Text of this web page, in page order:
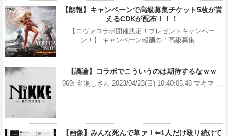
【朗報】キャンペーンで高級募集チケット5枚が貰
えるCDKが配布！！！
【エヴァコラボ開催決定！プレゼントキャンペー
ン！】 キャンペーン報酬の「高級募集 …
【議論】コラボでこういうのは期待するなｗｗ
969: 名無しさん 2023/04/23(日) 10:40:05.48 マキマ …
【画像】みんな死んで草ァ！⇐1人だけ殴り続けて